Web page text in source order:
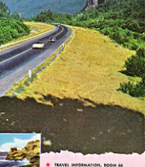
OREGON TOURISM 1956